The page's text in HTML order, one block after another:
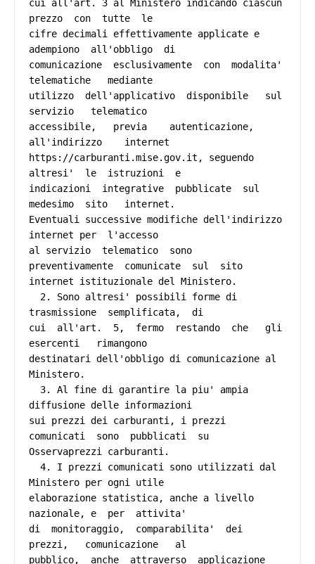
cui all'art. 3 al Ministero indicando ciascun
prezzo  con  tutte  le
cifre decimali effettivamente applicate e
adempiono  all'obbligo  di
comunicazione  esclusivamente  con  modalita'
telematiche   mediante
utilizzo  dell'applicativo  disponibile   sul
servizio   telematico
accessibile,   previa    autenticazione,
all'indirizzo    internet
https://carburanti.mise.gov.it, seguendo
altresi'  le  istruzioni  e
indicazioni  integrative  pubblicate  sul
medesimo  sito   internet.
Eventuali successive modifiche dell'indirizzo
internet per  l'accesso
al servizio  telematico  sono
preventivamente  comunicate  sul  sito
internet istituzionale del Ministero.
trasmissione  semplificata,  di
cui  all'art.  5,  fermo  restando  che   gli
esercenti   rimangono
destinatari dell'obbligo di comunicazione al
Ministero.
diffusione delle informazioni
sui prezzi dei carburanti, i prezzi
comunicati  sono  pubblicati  su
Osservaprezzi carburanti.
Ministero per ogni utile
elaborazione statistica, anche a livello
nazionale, e  per  attivita'
di  monitoraggio,  comparabilita'  dei
prezzi,   comunicazione   al
pubblico,  anche  attraverso  applicazione